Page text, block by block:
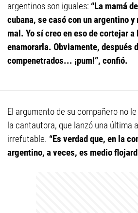
argentinos son iguales: “La mamá
cubana, se casó con un argentino y
mal. Yo sí creo en eso de cortejar a
enamorarla. Obviamente, después
compenetrados... ¡pum!”, confió.
El argumento de su compañero no
la cantautora, que lanzó una última
irrefutable. “Es verdad que, en la
argentino, a veces, es medio